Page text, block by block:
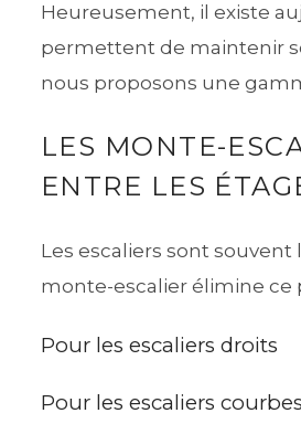
Heureusement, il existe
permettent de maintenir
nous proposons une
LES MONTE-
ENTRE LES
Les escaliers sont
monte-escalier élimine
Pour les escaliers droits
Pour les escaliers courbes